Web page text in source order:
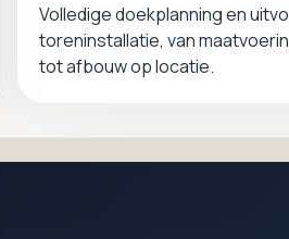
Volledige doekplanning en
toreninstallatie, van
tot afbouw op locatie.